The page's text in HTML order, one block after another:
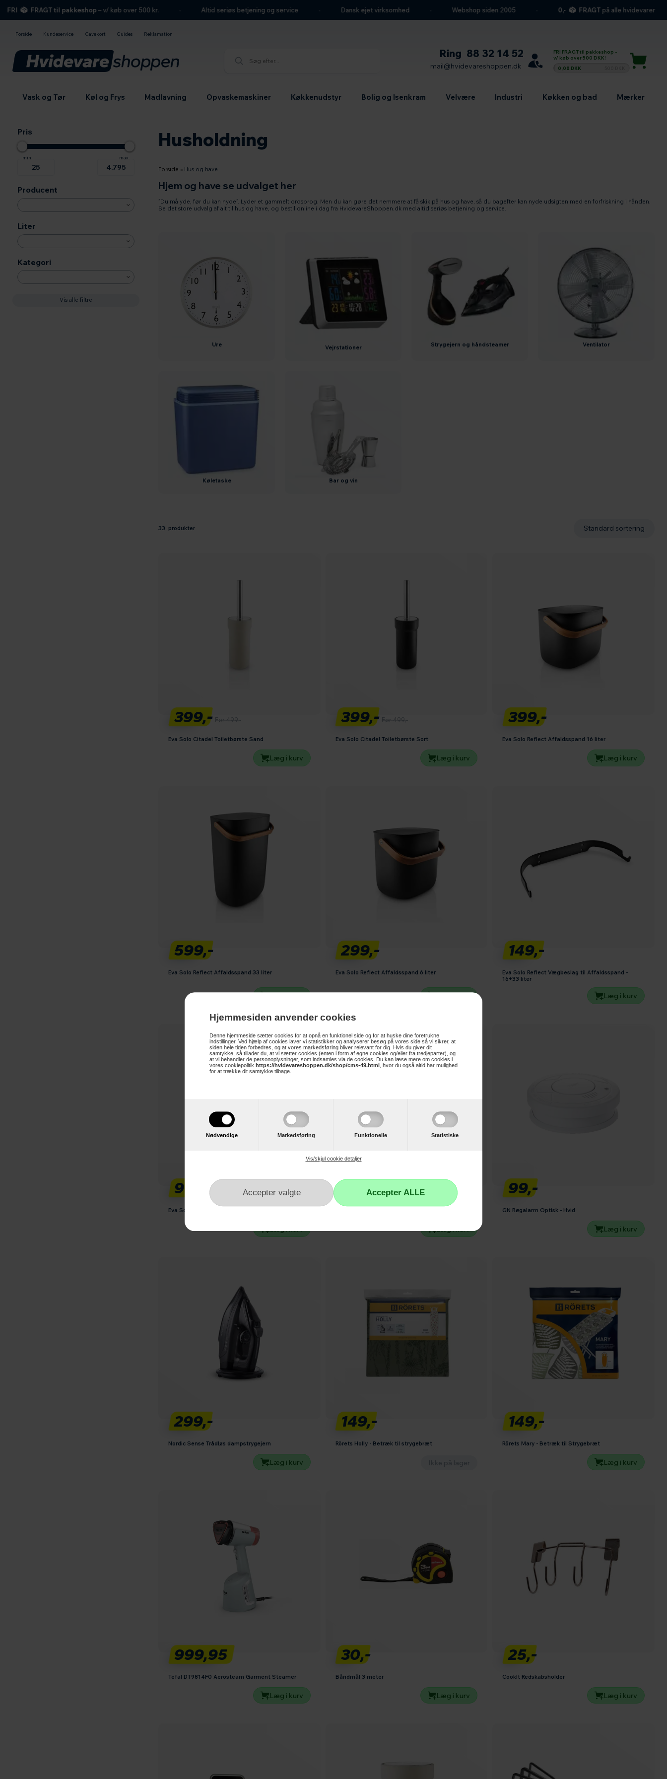
Hjemmesiden anvender cookies
Denne hjemmeside sætter cookies for at opnå en funktionel side og for at huske dine foretrukne
indstillinger. Ved hjælp af cookies laver vi statistikker og analyserer besøg på vores side så vi sikrer, at
siden hele tiden forbedres, og at vores markedsføring bliver relevant for dig. Hvis du giver dit
samtykke, så tillader du, at vi sætter cookies (enten i form af egne cookies og/eller fra tredjeparter), og
at vi behandler de personoplysninger, som indsamles via de cookies. Du kan læse mere om cookies i
vores cookiepolitik https://hvidevareshoppen.dk/shop/cms-49.html , hvor du også altid har mulighed
for at trække dit samtykke tilbage.
Nødvendige Markedsføring Funktionelle Statistiske
Vis/skjul cookie detaljer
FRAGT til pakkeshop– v/ køb over 500 kr. Altid seriøs betjening og service Dansk ejet virksomhed Webshop siden 2005 FRAGTpå alle hvidevarer
Forside Kundeservice Gavekort Guides Reklamation
Ring 88 32 14 52
mail@hvidevareshoppen.dk
FRI FRAGT til pakkeshop -
v/ køb over 500 DKK!
0,00 DKK
Vask og Tør Køl og Frys Madlavning Opvaskemaskiner Køkkenudstyr Bolig og Isenkram Velvære Industri Køkken og bad Mærker
Pris
Producent
Liter
Kategori
Vis alle filtre
Husholdning
Forside » Hus og have
Hjem og have se udvalget her
”Du må yde, før du kan nyde”. Lyder et gammelt ordsprog. Men du kan gøre det nemmere at få skik på hus og have, så du bagefter kan nyde udsigten med en forfriskning i hånden.
Se det store udvalg af alt til hus og have, og bestil online i dag fra HvidevareShoppen.dk med altid seriøs betjening og service.
ure vejrstationer strygejern og håndsteamer ventilator
køletaske bar og vin
33 produkter
399,- Før 499,-
Eva Solo Citadel Toiletbørste Sand
Læg i kurv
399,- Før 499,-
Eva Solo Citadel Toiletbørste Sort
Læg i kurv
399,-
Eva Solo Reflect Affaldsspand 16 liter
Læg i kurv
599,-
Eva Solo Reflect Affaldsspand 33 liter
Læg i kurv
299,-
Eva Solo Reflect Affaldsspand 6 liter
Læg i kurv
149,-
Eva Solo Reflect Vægbeslag til Affaldsspand -
16+33 liter
Læg i kurv
99,-
Eva Solo Reflect Vægbeslag til Affaldsspand 6 liter
Læg i kurv
699,-
Læg i kurv
99,-
GN Røgalarm Optisk - Hvid
Læg i kurv
299,-
Nordic Sense Trådløs dampstrygejern
Læg i kurv
149,-
Rörets Holly - Betræk til strygebræt
149,-
Rörets Mary - Betræk til Strygebræt
Læg i kurv
999,95
Tefal DT9814F0 Aerosteam Garment Steamer
Læg i kurv
30,-
Båndmål 3 meter
Læg i kurv
25,-
CookIt Redskabsholder
Læg i kurv